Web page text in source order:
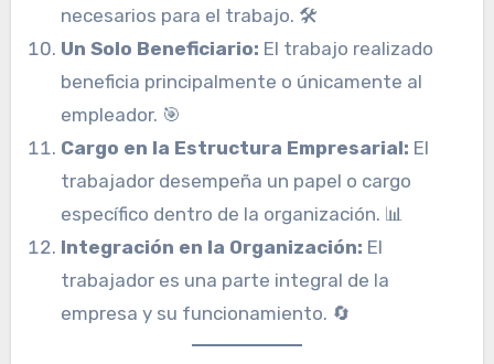
necesarios para el trabajo. 🛠️
Un Solo Beneficiario: El trabajo realizado
beneficia principalmente o únicamente al
empleador. 🎯
Cargo en la Estructura Empresarial: El
trabajador desempeña un papel o cargo
específico dentro de la organización. 📊
Integración en la Organización: El
trabajador es una parte integral de la
empresa y su funcionamiento. 🔄